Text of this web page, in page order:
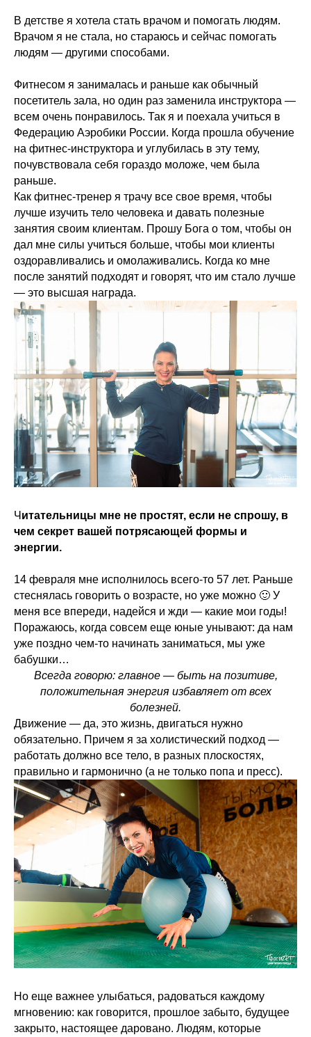
В детстве я хотела стать врачом и помогать людям.
Врачом я не стала, но стараюсь и сейчас помогать
людям — другими способами.
Фитнесом я занималась и раньше как обычный
посетитель зала, но один раз заменила инструктора —
всем очень понравилось. Так я и поехала учиться в
Федерацию Аэробики России. Когда прошла обучение
на фитнес-инструктора и углубилась в эту тему,
почувствовала себя гораздо моложе, чем была
раньше.
Как фитнес-тренер я трачу все свое время, чтобы
лучше изучить тело человека и давать полезные
занятия своим клиентам. Прошу Бога о том, чтобы он
дал мне силы учиться больше, чтобы мои клиенты
оздоравливались и омолаживались. Когда ко мне
после занятий подходят и говорят, что им стало лучше
— это высшая награда.
Ч итательницы мне не простят, если не спрошу, в
чем секрет вашей потрясающей формы и
энергии.
14 февраля мне исполнилось всего-то 57 лет. Раньше
стеснялась говорить о возрасте, но уже можно 🙂 У
меня все впереди, надейся и жди — какие мои годы!
Поражаюсь, когда совсем еще юные унывают: да нам
уже поздно чем-то начинать заниматься, мы уже
бабушки…
Всегда говорю: главное — быть на позитиве,
положительная энергия избавляет от всех
болезней.
Движение — да, это жизнь, двигаться нужно
обязательно. Причем я за холистический подход —
работать должно все тело, в разных плоскостях,
правильно и гармонично (а не только попа и пресс).
Но еще важнее улыбаться, радоваться каждому
мгновению: как говорится, прошлое забыто, будущее
закрыто, настоящее даровано. Людям, которые